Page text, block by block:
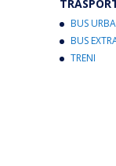
BUS
BUS
TRENI